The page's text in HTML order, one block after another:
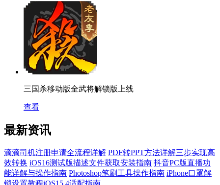
三国杀移动版全武将解锁版上线
查看
最新资讯
滴滴司机注册申请全流程详解 PDF转PPT方法详解三步实现高
效转换 iOS16测试版描述文件获取安装指南 抖音PC版直播功
能详解与操作指南 Photoshop笔刷工具操作指南 iPhone口罩解
锁设置教程iOS15.4适配指南